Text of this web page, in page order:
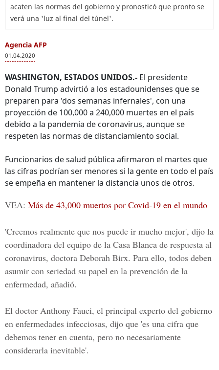
acaten las normas del gobierno y pronosticó que pronto se
verá una 'luz al final del túnel'.
Agencia AFP
01.04.2020
WASHINGTON, ESTADOS UNIDOS.- El presidente
Donald Trump advirtió a los estadounidenses que se
preparen para 'dos semanas infernales', con una
proyección de 100,000 a 240,000 muertes en el país
debido a la pandemia de coronavirus, aunque se
respeten las normas de distanciamiento social.
Funcionarios de salud pública afirmaron el martes que
las cifras podrían ser menores si la gente en todo el país
se empeña en mantener la distancia unos de otros.
VEA: Más de 43,000 muertos por Covid-19 en el mundo
'Creemos realmente que nos puede ir mucho mejor', dijo la
coordinadora del equipo de la Casa Blanca de respuesta al
coronavirus, doctora Deborah Birx. Para ello, todos deben
asumir con seriedad su papel en la prevención de la
enfermedad, añadió.
El doctor Anthony Fauci, el principal experto del gobierno
en enfermedades infecciosas, dijo que 'es una cifra que
debemos tener en cuenta, pero no necesariamente
considerarla inevitable'.